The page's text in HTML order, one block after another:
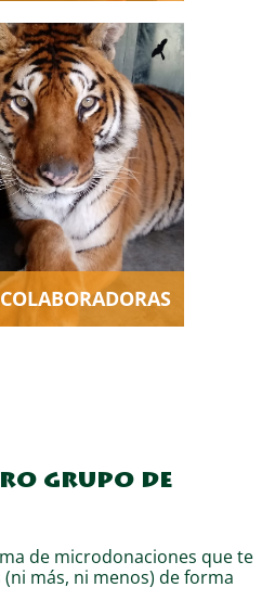
solidaridad de las
nos dan su
cuidar y
animales que
se merecen.
grupo de
de microdonaciones que te
más, ni menos) de forma